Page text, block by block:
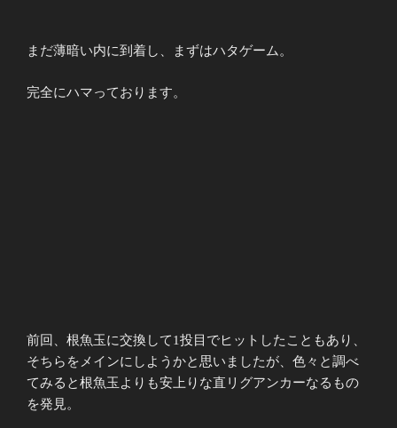
まだ薄暗い内に到着し、まずはハタゲーム。
完全にハマっております。
前回、根魚玉に交換して1投目でヒットしたこともあり、
そちらをメインにしようかと思いましたが、色々と調べ
てみると根魚玉よりも安上りな直リグアンカーなるもの
を発見。